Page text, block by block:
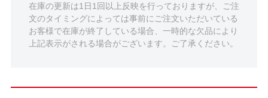
在庫の更新は1日1回以上反映を行っておりますが、ご注
文のタイミングによっては事前にご注文いただいている
お客様で在庫が終了している場合、一時的な欠品により
上記表示がされる場合がございます。ご了承ください。